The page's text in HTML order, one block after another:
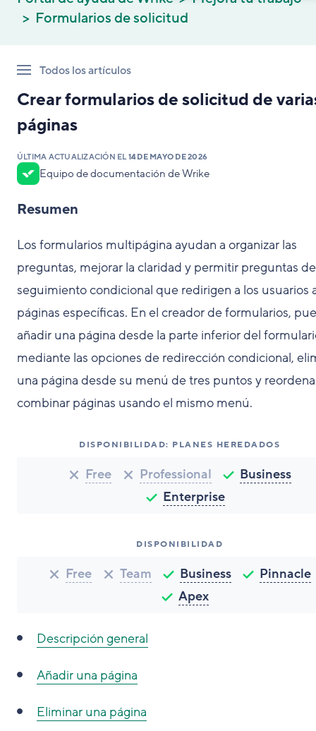
Formularios de solicitud
Todos los artículos
Crear formularios de solicitud de
páginas
ÚLTIMA ACTUALIZACIÓN EL 14 DE MAYO DE 2026
Equipo de documentación de Wrike
Resumen
Los formularios multipágina ayudan a organizar las
preguntas, mejorar la claridad y permitir preguntas de
seguimiento condicional que redirigen a los usuarios
páginas específicas. En el creador de formularios,
añadir una página desde la parte inferior del
mediante las opciones de redirección condicional,
una página desde su menú de tres puntos y
combinar páginas usando el mismo menú.
DISPONIBILIDAD: PLANES HEREDADOS
Free Professional
Business
Enterprise
DISPONIBILIDAD
Free Team Business
Pinnacle
Apex
Descripción general
Añadir una página
Eliminar una página